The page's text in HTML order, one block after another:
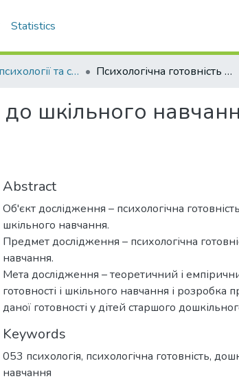
Statistics
Факультет психології та соціальної роботи Психологічна готовність до шкільного навчання
до шкільного
Abstract
Об'єкт дослідження – психологічна
шкільного навчання.
Предмет дослідження – психологічна
навчання.
Мета дослідження – теоретичний і
готовності і шкільного навчання і
даної готовності у дітей старшого
Keywords
053 психологія, психологічна готовність,
навчання